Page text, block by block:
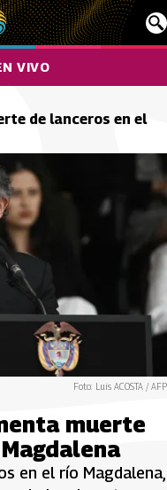
VIVO
de lanceros en el
Foto: Luis ACOSTA / AFP
muerte
en el río Magdalena,